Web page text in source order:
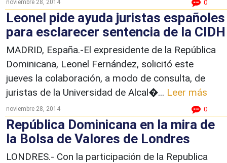
noviembre 28, 2014 0
Leonel pide ayuda juristas españoles
para esclarecer sentencia de la CIDH
MADRID, España.-El expresidente de la República
Dominicana, Leonel Fernández, solicitó este
jueves la colaboración, a modo de consulta, de
juristas de la Universidad de Alcal�... Leer más
noviembre 28, 2014 0
República Dominicana en la mira de
la Bolsa de Valores de Londres
LONDRES.- Con la participación de la Republica